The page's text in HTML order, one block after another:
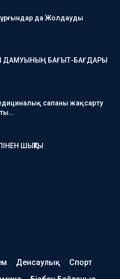
да Жолдауды
ДАМУЫНЫҢ БАҒЫТ-БАҒДАРЫ
сапаны жақсарту
ШЫҚТЫ
Денсаулық
Спорт